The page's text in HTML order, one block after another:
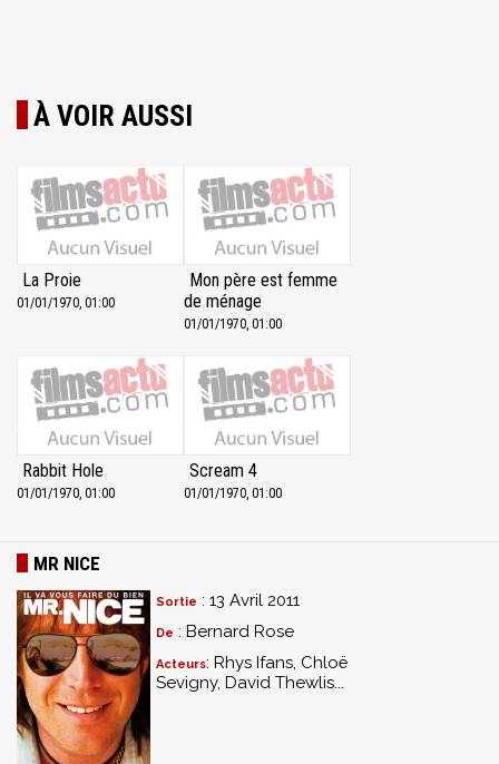
À VOIR AUSSI
La Proie
01/01/1970, 01:00
Mon père est femme
de ménage
01/01/1970, 01:00
Rabbit Hole
01/01/1970, 01:00
Scream 4
01/01/1970, 01:00
MR NICE
Sortie : 13 Avril 2011
De : Bernard Rose
Acteurs: Rhys Ifans, Chloë
Sevigny, David Thewlis...